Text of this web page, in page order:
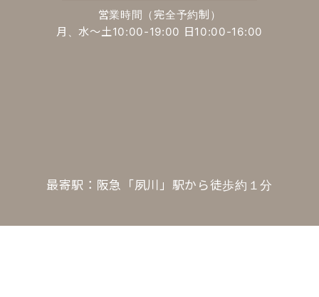
営業時間（完全予約制）
月、水～土10:00-19:00 日10:00-16:00
最寄駅：阪急「夙川」駅から徒歩約１分